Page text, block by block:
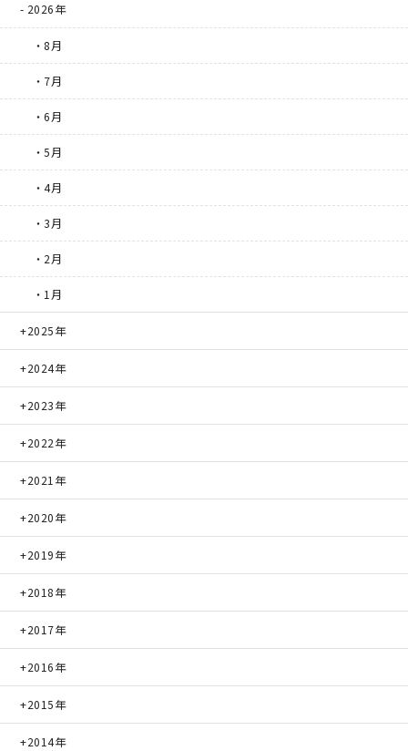
2026年
・8月
・7月
・6月
・5月
・4月
・3月
・2月
・1月
2025年
2024年
2023年
2022年
2021年
2020年
2019年
2018年
2017年
2016年
2015年
2014年